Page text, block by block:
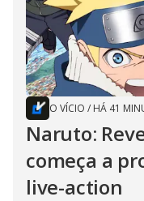
O VÍCIO / HÁ 41
Naruto:
começa a
live-action